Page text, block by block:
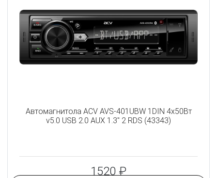
Автомагнитола ACV AVS-401UBW 1DIN 4x50Вт
v5.0 USB 2.0 AUX 1.3" 2 RDS (43343)
1520 ₽